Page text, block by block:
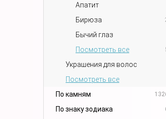
Апатит
Бирюза
Бычий глаз
Посмотреть все
Украшения для волос
Посмотреть все
По камням
По знаку зодиака